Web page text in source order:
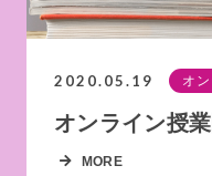
2020.05.19 オ
オンライン授
MORE